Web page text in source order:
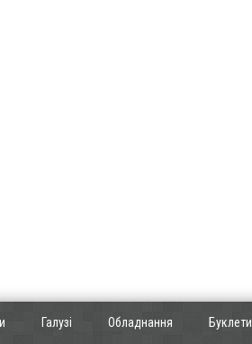
Галузі Обладнання Буклети